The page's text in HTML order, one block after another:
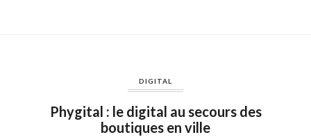
DIGITAL
Phygital : le digital au secours des
boutiques en ville